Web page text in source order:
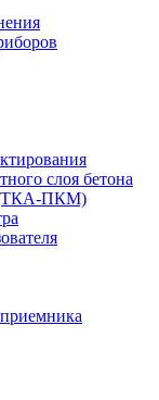
слоя бетона
(ТКА-ПКМ)